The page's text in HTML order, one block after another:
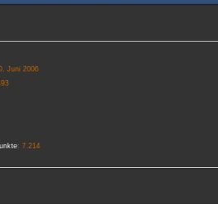
Juni 2006
7.214